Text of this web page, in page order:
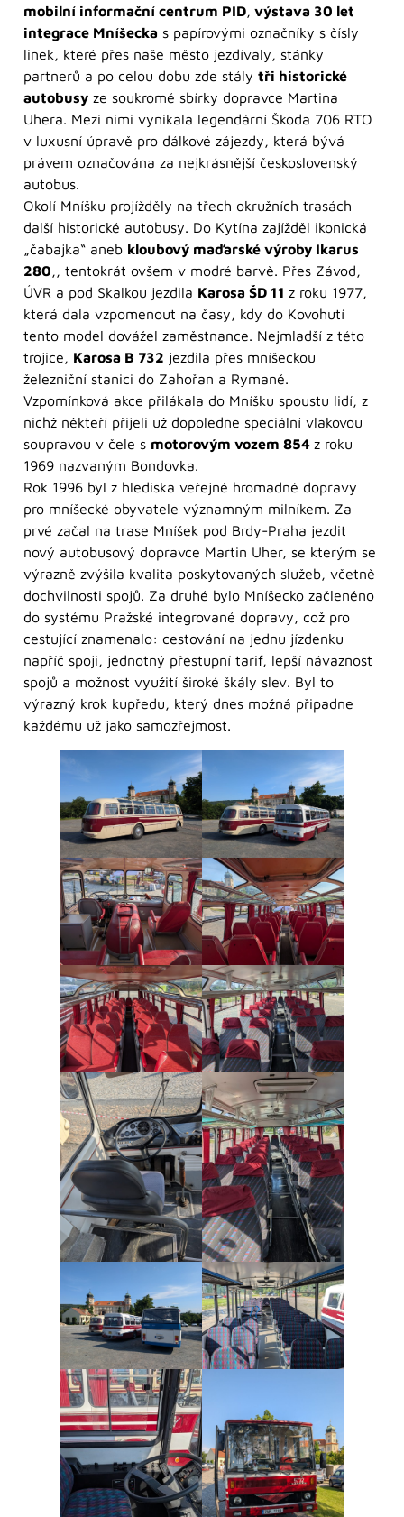
mobilní informační centrum PID, výstava 30 let
integrace Mníšecka s papírovými označníky s čísly
linek, které přes naše město jezdívaly, stánky
partnerů a po celou dobu zde stály tři historické
autobusy ze soukromé sbírky dopravce Martina
Uhera. Mezi nimi vynikala legendární Škoda 706 RTO
v luxusní úpravě pro dálkové zájezdy, která bývá
právem označována za nejkrásnější československý
autobus.
Okolí Mníšku projížděly na třech okružních trasách
další historické autobusy. Do Kytína zajížděl ikonická
„čabajka“ aneb kloubový maďarské výroby Ikarus
280,, tentokrát ovšem v modré barvě. Přes Závod,
ÚVR a pod Skalkou jezdila Karosa ŠD 11 z roku 1977,
která dala vzpomenout na časy, kdy do Kovohutí
tento model dovážel zaměstnance. Nejmladší z této
trojice, Karosa B 732 jezdila přes mníšeckou
železniční stanici do Zahořan a Rymaně.
Vzpomínková akce přilákala do Mníšku spoustu lidí, z
nichž někteří přijeli už dopoledne speciální vlakovou
soupravou v čele s motorovým vozem 854 z roku
1969 nazvaným Bondovka.
Rok 1996 byl z hlediska veřejné hromadné dopravy
pro mníšecké obyvatele významným milníkem. Za
prvé začal na trase Mníšek pod Brdy-Praha jezdit
nový autobusový dopravce Martin Uher, se kterým se
výrazně zvýšila kvalita poskytovaných služeb, včetně
dochvilnosti spojů. Za druhé bylo Mníšecko začleněno
do systému Pražské integrované dopravy, což pro
cestující znamenalo: cestování na jednu jízdenku
napříč spoji, jednotný přestupní tarif, lepší návaznost
spojů a možnost využití široké škály slev. Byl to
výrazný krok kupředu, který dnes možná připadne
každému už jako samozřejmost.